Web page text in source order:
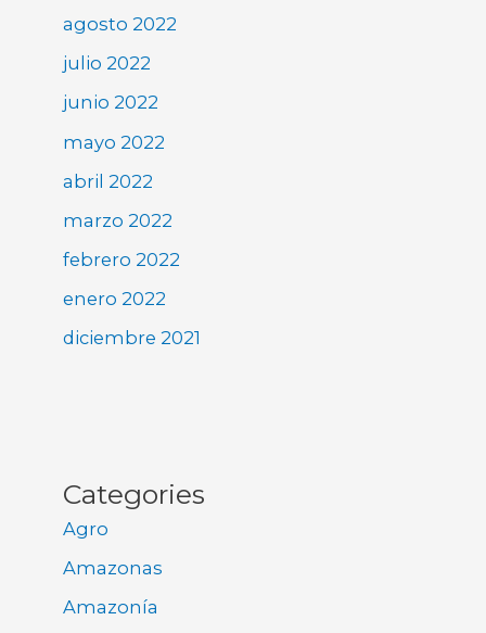
agosto 2022
julio 2022
junio 2022
mayo 2022
abril 2022
marzo 2022
febrero 2022
enero 2022
diciembre 2021
Categories
Agro
Amazonas
Amazonía